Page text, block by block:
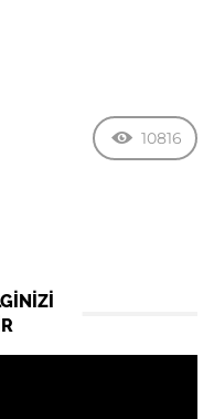
10816